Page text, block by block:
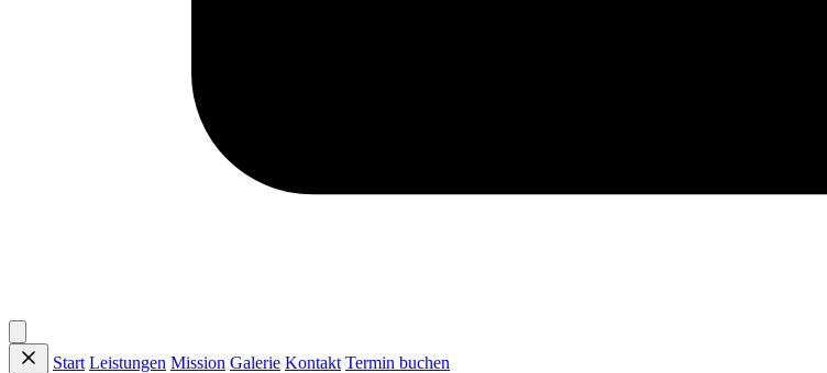
Start Leistungen Mission Galerie Kontakt Termin buchen